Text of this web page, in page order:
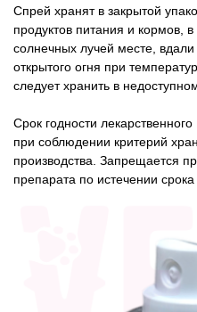
Спрей хранят в закрытой
продуктов питания и
солнечных лучей месте,
открытого огня при
следует хранить в
Срок годности
при соблюдении критерий
производства. Запрещается
препарата по истечении срока